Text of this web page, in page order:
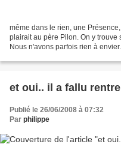
même dans le rien, une
plairait au père Pilon. On y trouve
Nous n'avons parfois rien à
et oui.. il a fallu
Publié le 26/06/2008 à 07:32
Par philippe